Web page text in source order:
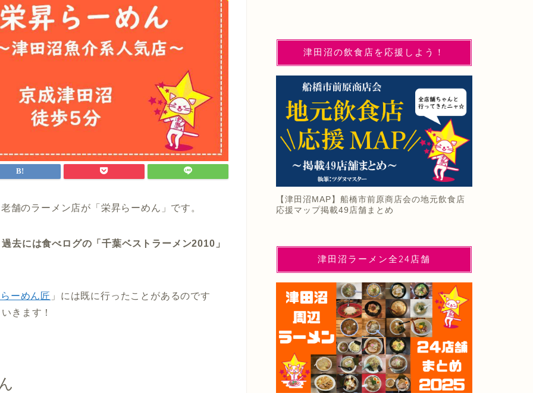
舗のラーメン店が「栄昇らーめん」です。
過去には食べログの「千葉ベストラーメン2010」
ーめん匠 」には既に行ったことがあるのです
きます！
津田沼の飲食店を応援しよう！
【津田沼MAP】船橋市前原商店会の地元飲食店
応援マップ掲載49店舗まとめ
津田沼ラーメン全24店舗